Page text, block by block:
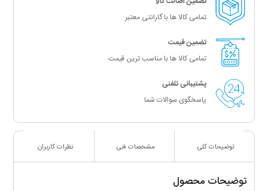
تمامی کالا ها با گارانتی معتبر
تضمین قیمت
تمامی کالا ها با مناسب ترین قیمت
پشتیبانی تلفنی
پاسخگوی سوالات شما
توضیحات کلی مشخصات فنی نظرات کاربران
توضیحات محصول